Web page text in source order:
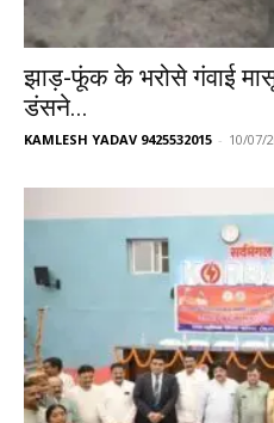
झाड़-फूंक के भरोसे गंवाई
डंसने...
KAMLESH YADAV 9425532015 - 10/07/